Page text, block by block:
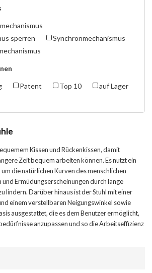
sperren
Synchronmechanismus
Patent Top 10
auf Lager
Kissen und Rückenkissen, damit
Zeit bequem arbeiten können. Es nutzt ein
die natürlichen Kurven des menschlichen
Ermüdungserscheinungen durch lange
lindern. Darüber hinaus ist der Stuhl mit einer
einem verstellbaren Neigungswinkel sowie
ausgestattet, die es dem Benutzer ermöglicht,
anzupassen und so die Arbeitseffizienz